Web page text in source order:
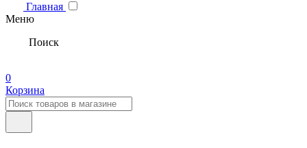
Главная
Меню
Поиск
0
Корзина